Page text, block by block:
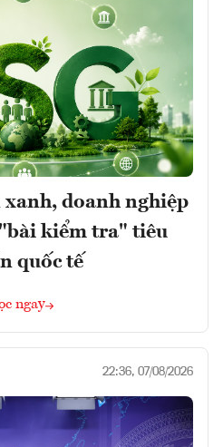
doanh nghiệp
kiểm tra" tiêu
quốc tế
ngay
22:36, 07/08/2026